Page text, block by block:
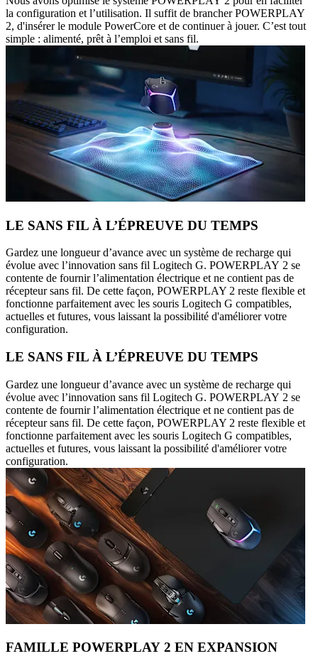
la configuration et l’utilisation. Il suffit de brancher POWERPLAY
2, d'insérer le module PowerCore et de continuer à jouer. C’est tout
simple : alimenté, prêt à l’emploi et sans fil.
LE SANS FIL À L’ÉPREUVE DU TEMPS
Gardez une longueur d’avance avec un système de recharge qui
évolue avec l’innovation sans fil Logitech G. POWERPLAY 2 se
contente de fournir l’alimentation électrique et ne contient pas de
récepteur sans fil. De cette façon, POWERPLAY 2 reste flexible et
fonctionne parfaitement avec les souris Logitech G compatibles,
actuelles et futures, vous laissant la possibilité d'améliorer votre
configuration.
LE SANS FIL À L’ÉPREUVE DU TEMPS
Gardez une longueur d’avance avec un système de recharge qui
évolue avec l’innovation sans fil Logitech G. POWERPLAY 2 se
contente de fournir l’alimentation électrique et ne contient pas de
récepteur sans fil. De cette façon, POWERPLAY 2 reste flexible et
fonctionne parfaitement avec les souris Logitech G compatibles,
actuelles et futures, vous laissant la possibilité d'améliorer votre
configuration.
FAMILLE POWERPLAY 2 EN EXPANSION